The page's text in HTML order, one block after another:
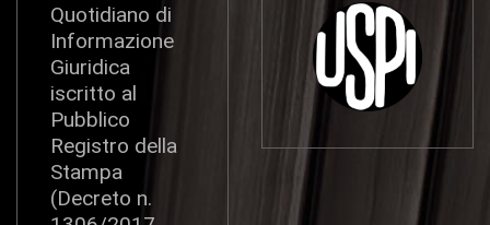
Quotidiano di
Informazione
Giuridica
iscritto al
Pubblico
Registro della
Stampa
(Decreto n.